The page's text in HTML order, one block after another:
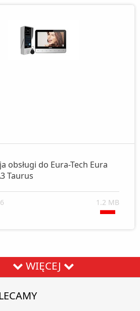
obsługi do Eura-Tech Eura
Taurus
1.2 MB
WIĘCEJ